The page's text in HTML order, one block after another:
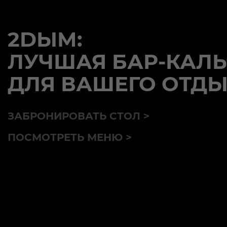
2DЫМ:
ЛУЧШАЯ БАР-
ДЛЯ ВАШЕГО
ЗАБРОНИРОВАТЬ СТОЛ >
ПОСМОТРЕТЬ МЕНЮ >